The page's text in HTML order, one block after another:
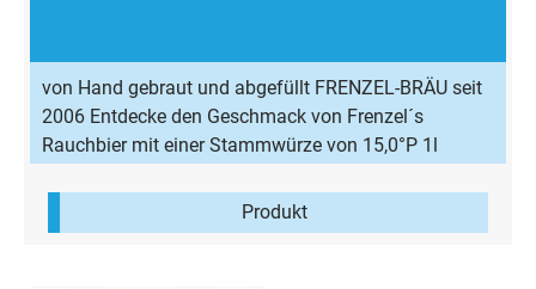
von Hand gebraut und abgefüllt FRENZEL-BRÄU seit
2006 Entdecke den Geschmack von Frenzel´s
Rauchbier mit einer Stammwürze von 15,0°P 1l
Frenzel´s Rauchbier erhält seinen charakteristischen
Geschmack durch die im Bier enthaltenen Aromen
Produkt